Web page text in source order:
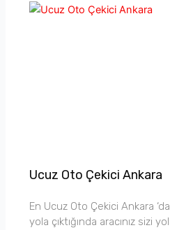
Ucuz Oto Çekici Ankara
En Ucuz Oto Çekici Ankara
yola çıktığında aracınız sizi